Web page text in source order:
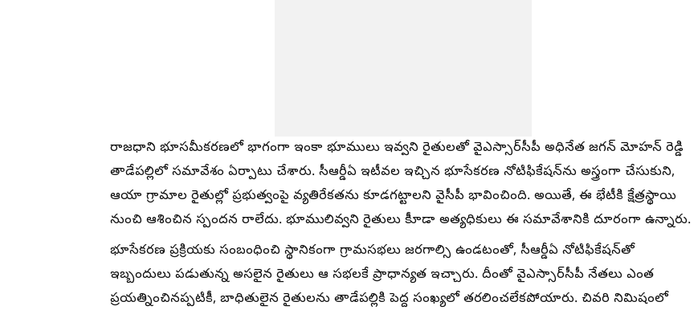
రాజధాని భూసమీకరణలో భాగంగా ఇంకా భూములు ఇవ్వని రైతులతో వైఎస్సార్‌సీపీ అధినేత జగన్ మోహన్ రెడ్డి
తాడేపల్లిలో సమావేశం ఏర్పాటు చేశారు. సీఆర్డీఏ ఇటీవల ఇచ్చిన భూసేకరణ నోటిఫికేషన్‌ను అస్త్రంగా చేసుకుని,
ఆయా గ్రామాల రైతుల్లో ప్రభుత్వంపై వ్యతిరేకతను కూడగట్టాలని వైసీపీ భావించింది. అయితే, ఈ భేటీకి క్షేత్రస్థాయి
నుంచి ఆశించిన స్పందన రాలేదు. భూములివ్వని రైతులు కీూడా అత్యధికులు ఈ సమావేశానికి దూరంగా ఉన్నారు.
భూసేకరణ ప్రక్రియకు సంబంధించి స్థానికంగా గ్రామసభలు జరగాల్సి ఉండటంతో, సీఆర్డీఏ నోటిఫికేషన్‌తో
ఇబ్బందులు పడుతున్న అసలైన రైతులు ఆ సభలకే ప్రాధాన్యత ఇచ్చారు. దీంతో వైఎస్సార్‌సీపీ నేతలు ఎంత
ప్రయత్నించినప్పటికీ, బాధితులైన రైతులను తాడేపల్లికి పెద్ద సంఖ్యలో తరలించలేకపోయారు. చివరి నిమిషంలో